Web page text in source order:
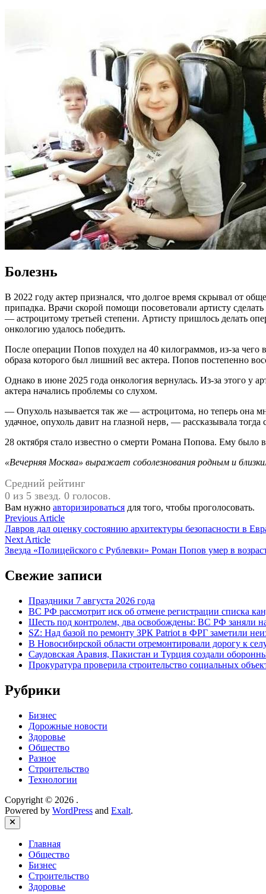
Болезнь
В 2022 году актер признался, что долгое время скрывал от
припадка. Врачи скорой помощи посоветовали артисту
— астроцитому третьей степени. Артисту пришлось делать
онкологию удалось победить.
После операции Попов похудел на 40 килограммов, из-за
образа которого был лишний вес актера. Попов постепенно
Однако в июне 2025 года онкология вернулась. Из-за этого у
актера начались проблемы со слухом.
— Опухоль называется так же — астроцитома, но теперь она
удачное, опухоль давит на глазной нерв, — рассказывала тогда
28 октября стало известно о смерти Романа Попова. Ему было
«Вечерняя Москва» выражает соболезнования родным и
Средний рейтинг
0 из 5 звезд. 0 голосов.
Вам нужно авторизироваться для того, чтобы проголосовать.
Навигация
по
записям
Previous ArticlePrevious
article:
Лавров дал оценку состоянию архитектуры безопасности в
Next ArticleNext
article:
Звезда «Полицейского с Рублевки» Роман Попов умер в
Свежие записи
Праздники 7 августа 2026 года
ВС РФ рассмотрит иск об отмене регистрации списка
Шесть под контролем, два освобождены: ВС РФ заняли
SZ: Над базой по ремонту ЗРК Patriot в ФРГ заметили
В Новосибирской области отремонтировали дорогу к
Саудовская Аравия, Пакистан и Турция создали
Прокуратура проверила строительство социальных
Рубрики
Бизнес
Дорожные новости
Здоровье
Общество
Разное
Строительство
Технологии
Copyright © 2026 .
Powered by WordPress and Exalt.
Close
Главная
Общество
Бизнес
Строительство
Здоровье